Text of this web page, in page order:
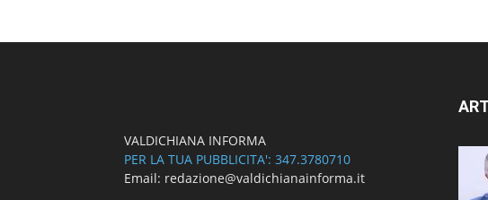
VALDICHIANA INFORMA
PER LA TUA PUBBLICITA': 347.3780710
Email: redazione@valdichianainforma.it